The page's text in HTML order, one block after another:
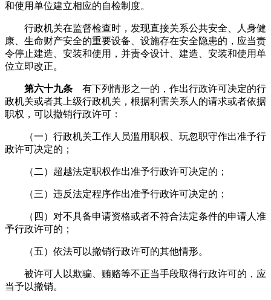
和使用单位建立相应的自检制度。
行政机关在监督检查时，发现直接关系公共安全、人身健
康、生命财产安全的重要设备、设施存在安全隐患的，应当责
令停止建造、安装和使用，并责令设计、建造、安装和使用单
位立即改正。
第六十九条 有下列情形之一的，作出行政许可决定的行
政机关或者其上级行政机关，根据利害关系人的请求或者依据
职权，可以撤销行政许可：
（一）行政机关工作人员滥用职权、玩忽职守作出准予行
政许可决定的；
（二）超越法定职权作出准予行政许可决定的；
（三）违反法定程序作出准予行政许可决定的；
（四）对不具备申请资格或者不符合法定条件的申请人准
予行政许可的；
（五）依法可以撤销行政许可的其他情形。
被许可人以欺骗、贿赂等不正当手段取得行政许可的，应
当予以撤销。